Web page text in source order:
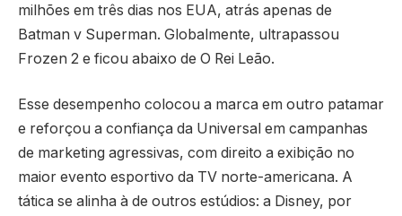
milhões em três dias nos EUA, atrás apenas de
Batman v Superman. Globalmente, ultrapassou
Frozen 2 e ficou abaixo de O Rei Leão.
Esse desempenho colocou a marca em outro patamar
e reforçou a confiança da Universal em campanhas
de marketing agressivas, com direito a exibição no
maior evento esportivo da TV norte-americana. A
tática se alinha à de outros estúdios: a Disney, por